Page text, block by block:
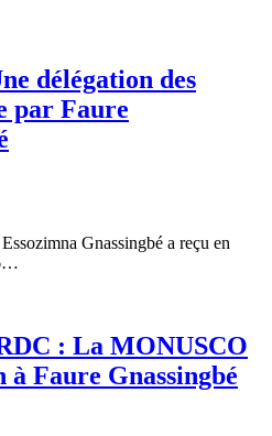
délégation des
par Faure
Gnassingbé a reçu en
: La MONUSCO
à Faure Gnassingbé